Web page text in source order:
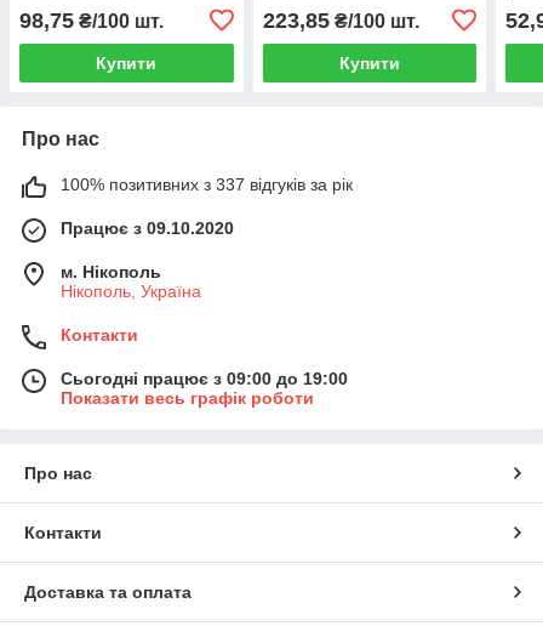
98,75 ₴/100 шт.
Купити
223,85₴/100 шт.
Купити
Про нас
100% позитивних з 337 відгуків за рік
Працює з 09.10.2020
м. Нікополь
Нікополь, Україна
Контакти
Сьогодні працює з 09:00 до 19:00
Показати весь графік роботи
Про нас
Контакти
Доставка та оплата